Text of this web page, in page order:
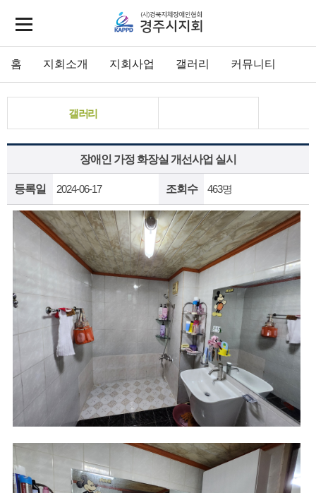
홈 지회소개 지회사업 갤러리 커뮤니티
갤러리
장애인 가정 화장실 개선사업 실시
등록일 2024-06-17 조회수 463명